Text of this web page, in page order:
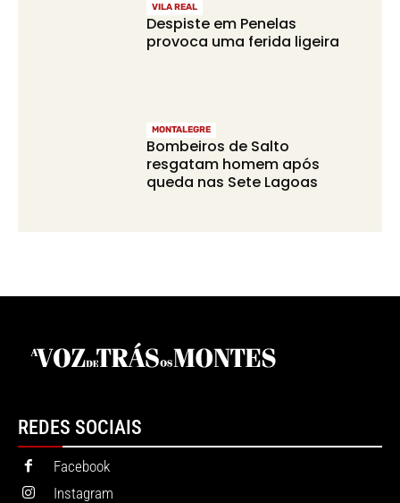
VILA REAL
Despiste em Penelas
provoca uma ferida ligeira
MONTALEGRE
Bombeiros de Salto
resgatam homem após
queda nas Sete Lagoas
REDES SOCIAIS
Facebook
Instagram